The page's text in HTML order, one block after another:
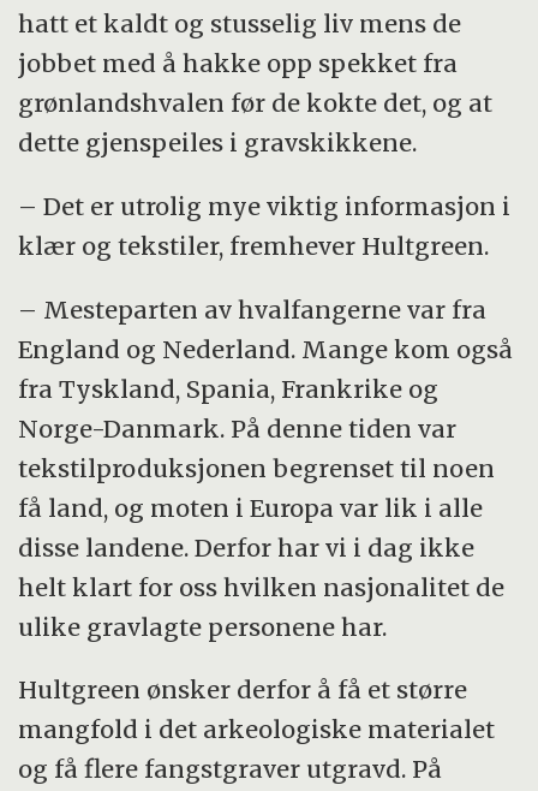
hatt et kaldt og stusselig liv mens de
jobbet med å hakke opp spekket fra
grønlandshvalen før de kokte det, og at
dette gjenspeiles i gravskikkene.
– Det er utrolig mye viktig informasjon i
klær og tekstiler, fremhever Hultgreen.
– Mesteparten av hvalfangerne var fra
England og Nederland. Mange kom også
fra Tyskland, Spania, Frankrike og
Norge-Danmark. På denne tiden var
tekstilproduksjonen begrenset til noen
få land, og moten i Europa var lik i alle
disse landene. Derfor har vi i dag ikke
helt klart for oss hvilken nasjonalitet de
ulike gravlagte personene har.
Hultgreen ønsker derfor å få et større
mangfold i det arkeologiske materialet
og få flere fangstgraver utgravd. På